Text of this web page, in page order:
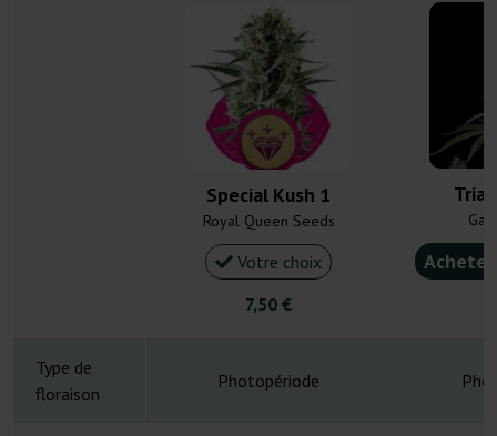
Special Kush 1
Royal Queen Seeds
Votre choix
7,50 €
Type de
floraison
Photopériode